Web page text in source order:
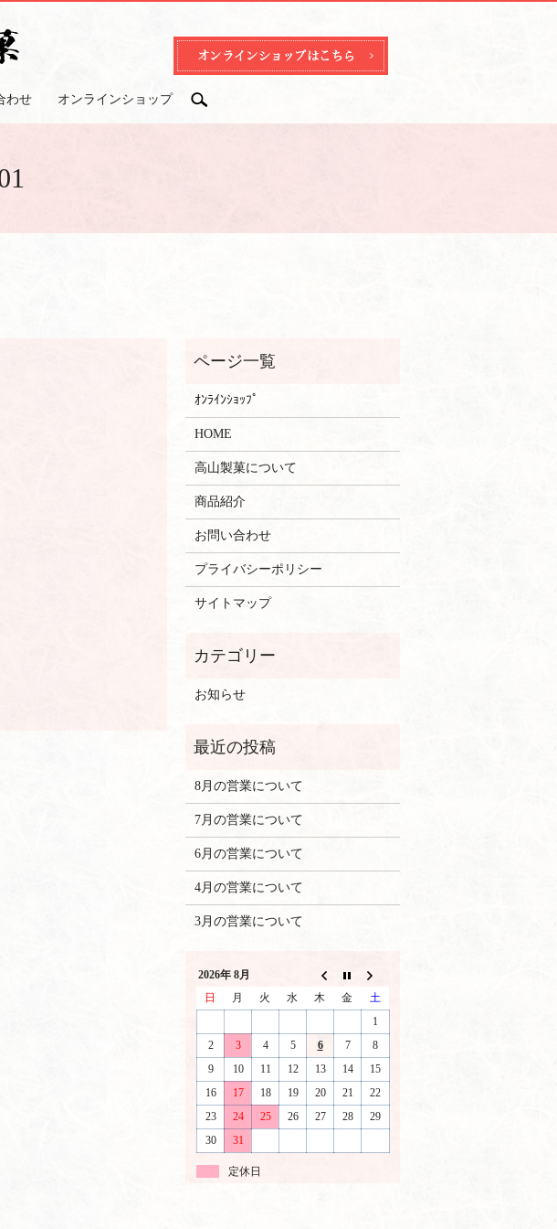
わせ オンラインショップ search
ｵﾝﾗｲﾝｼｮｯﾌﾟ
HOME
高山製菓について
商品紹介
お問い合わせ
プライバシーポリシー
サイトマップ
お知らせ
8月の営業について
7月の営業について
6月の営業について
4月の営業について
3月の営業について
2026年 8月
日
月 火 水 木 金
土
1
2
3 4 5 6 7
8
9
10 11 12 13 14
15
16
17 18 19 20 21
22
23
24 25 26 27 28
29
30
31
定休日